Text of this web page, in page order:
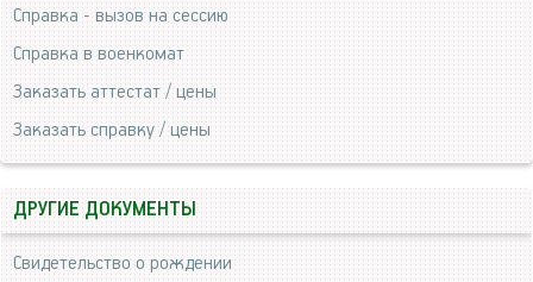
Справка - вызов на сессию
Справка в военкомат
Заказать аттестат / цены
Заказать справку / цены
ДРУГИЕ ДОКУМЕНТЫ
Свидетельство о рождении